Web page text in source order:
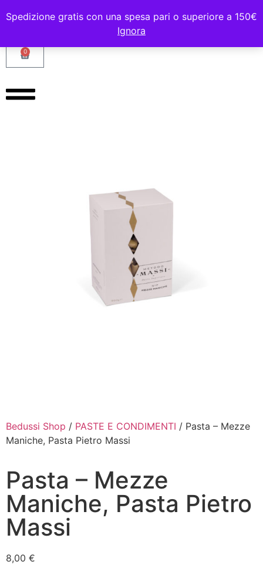
Spedizione gratis con una spesa pari o superiore a 150€
Ignora
0
Bedussi Shop / PASTE E CONDIMENTI / Pasta – Mezze
Maniche, Pasta Pietro Massi
Pasta – Mezze
Maniche, Pasta Pietro
Massi
8,00 €